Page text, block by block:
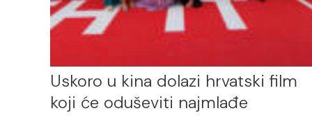
Uskoro u kina dolazi hrvatski film
koji će oduševiti najmlađe